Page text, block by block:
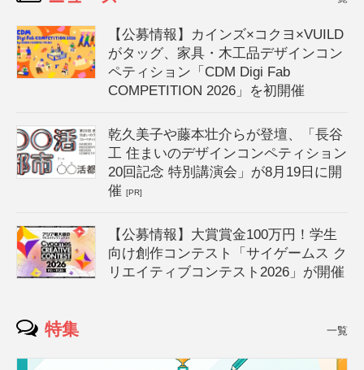
【公募情報】カインズ×コクヨ×VUILD
がタッグ、家具・木工品デザインコン
ペティション「CDM Digi Fab
COMPETITION 2026」を初開催
乾久美子や藤本壮介らが登壇、「長谷
工 住まいのデザインコンペティション
20回記念 特別講演会」が8月19日に開
催[PR]
【公募情報】大賞賞金100万円！学生
向け創作コンテスト「サイゲームス ク
リエイティブコンテスト2026」が開催
特集 一覧